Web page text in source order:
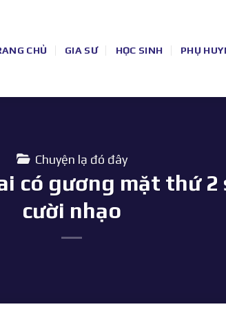
CHỦ GIA SƯ HỌC SINH PHỤ
Chuyện lạ đó đây
có gương mặt thứ 2
cười nhạo